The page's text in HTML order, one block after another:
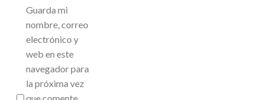
Guarda mi
nombre, correo
electrónico y
web en este
navegador para
la próxima vez